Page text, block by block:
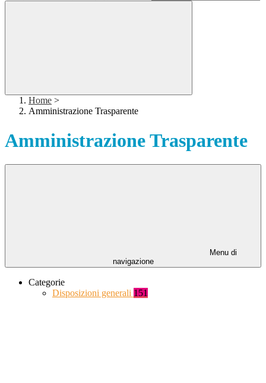
Home >
Amministrazione Trasparente
Amministrazione Trasparente
Menu di
navigazione
Categorie
Disposizioni generali 151